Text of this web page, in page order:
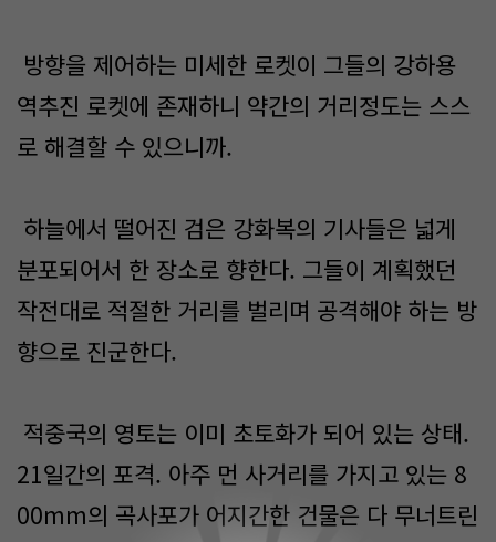
방향을 제어하는 미세한 로켓이 그들의 강하용
역추진 로켓에 존재하니 약간의 거리정도는 스스
로 해결할 수 있으니까.
하늘에서 떨어진 검은 강화복의 기사들은 넓게
분포되어서 한 장소로 향한다. 그들이 계획했던
작전대로 적절한 거리를 벌리며 공격해야 하는 방
향으로 진군한다.
적중국의 영토는 이미 초토화가 되어 있는 상태.
21일간의 포격. 아주 먼 사거리를 가지고 있는 8
00mm의 곡사포가 어지간한 건물은 다 무너트린